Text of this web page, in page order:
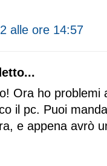
alle ore 14:57
Ora ho problemi
il pc. Puoi
e appena avrò